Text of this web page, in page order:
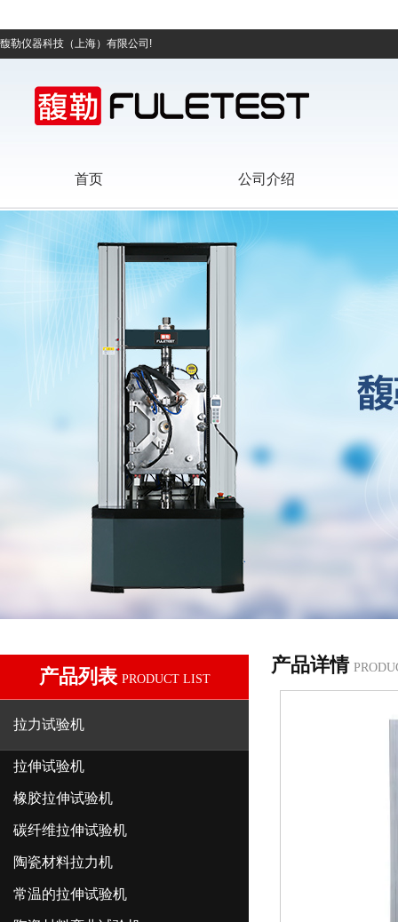
馥勒仪器科技（上海）有限公司!
首页 公司介绍
产品列表 PRODUCT LIST
拉力试验机
拉伸试验机
橡胶拉伸试验机
碳纤维拉伸试验机
陶瓷材料拉力机
常温的拉伸试验机
产品详情